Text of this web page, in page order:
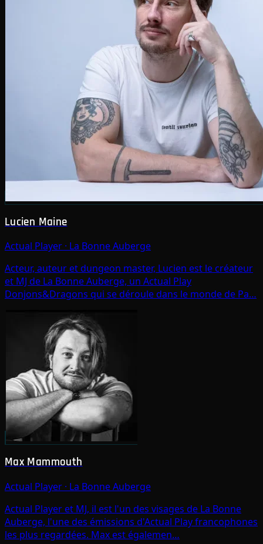
Lucien Maine
Actual Player · La Bonne Auberge
Acteur, auteur et dungeon master, Lucien est le créateur
et MJ de La Bonne Auberge, un Actual Play
Donjons&Dragons qui se déroule dans le monde de Pa…
Max Mammouth
Actual Player · La Bonne Auberge
Actual Player et MJ, il est l'un des visages de La Bonne
Auberge, l'une des émissions d'Actual Play francophones
les plus regardées. Max est égalemen…